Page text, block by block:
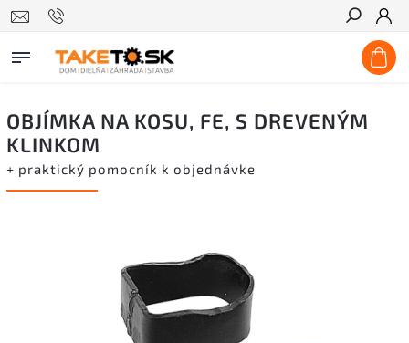
Hľadať
OBJÍMKA NA KOSU, FE, S DREVENÝM
KLINKOM
+ praktický pomocník k objednávke